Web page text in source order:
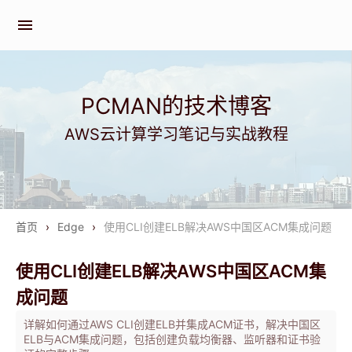
menu
PCMAN的技术博客
AWS云计算学习笔记与实战教程
首页 › Edge › 使用CLI创建ELB解决AWS中国区ACM集成问题
使用CLI创建ELB解决AWS中国区ACM集
成问题
详解如何通过AWS CLI创建ELB并集成ACM证书，解决中国区
ELB与ACM集成问题，包括创建负载均衡器、监听器和证书验